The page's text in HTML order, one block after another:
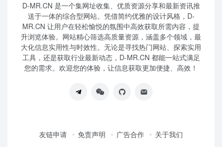
D-MR.CN 是一个集网址收集、优质资源分享和最新资讯推
送于一体的综合型网站。凭借简约优雅的设计风格，D-
MR.CN 让用户在轻松愉悦的氛围中高效获取所需内容，提
升浏览体验。网站精心筛选高质量资源，涵盖多个领域，最
大化信息实用性与时效性。无论是寻找热门网站、探索实用
工具，还是获取行业最新动态，D-MR.CN 都能一站式满足
您的需求。欢迎您的体验，让信息获取更加便捷、高效！
友链申请 免责声明 广告合作
关于我们